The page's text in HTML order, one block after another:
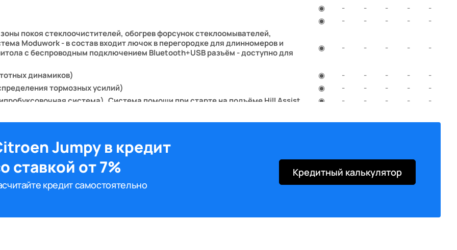
◉ - - - -
-
◉ - - - -
-
покоя стеклоочистителей, обогрев форсунок стеклоомывателей,
Moduwork - в состав входит лючок в перегородке для длинномеров и
с беспроводным подключением Bluetooth+USB разъём - доступно для
◉ - - - - -
динамиков) ◉ - - - -
-
тормозных усилий)
◉ - - - -
-
система). Система помощи при старте на подъёме Hill Assist
◉ - - - -
-
при движении, ключ c дистанционным управлением
инструментов для ремонта колеса
◉ - - -
колпаки зеркал заднего вида, боковые молдинги
Серый "Gris Shark M. (9PM0); Чёрный "Noir Perla Nera" (9VM0); Серый
◉ - - - -
-
Jumpy в кредит
ставкой от 7%
кредит самостоятельно
Кредитный калькулятор